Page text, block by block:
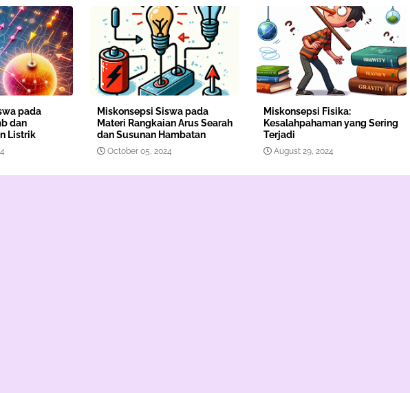
pada
dan
Listrik
Miskonsepsi Siswa pada
Materi Rangkaian Arus Searah
dan Susunan Hambatan
October 05, 2024
Miskonsepsi Fisika:
Kesalahpahaman yang Sering
Terjadi
August 29, 2024